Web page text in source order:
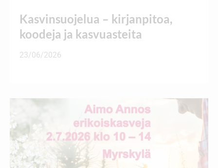
Kasvinsuojelua – kirjanpitoa,
koodeja ja kasvuasteita
23/06/2026